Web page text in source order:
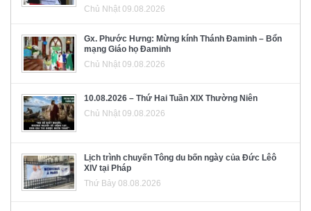
Chủ Nhật 09.08.2026
Gx. Phước Hưng: Mừng kính Thánh Đaminh – Bổn
mạng Giáo họ Đaminh
Chủ Nhật 09.08.2026
10.08.2026 – Thứ Hai Tuần XIX Thường Niên
Chủ Nhật 09.08.2026
Lịch trình chuyến Tông du bốn ngày của Đức Lêô
XIV tại Pháp
Thứ Bảy 08.08.2026